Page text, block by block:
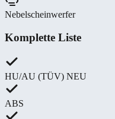
Nebelscheinwerfer
Komplette Liste
HU/AU (TÜV) NEU
ABS